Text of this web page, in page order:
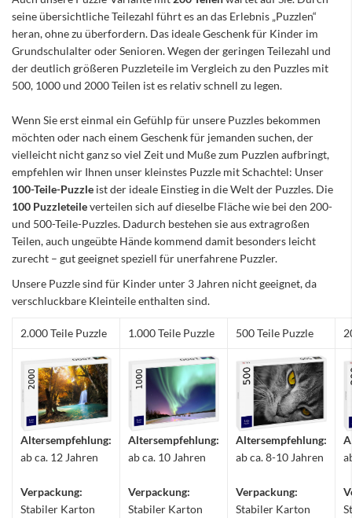
seine übersichtliche Teilezahl führt es an das Erlebnis „Puzzlen“
heran, ohne zu überfordern. Das ideale Geschenk für Kinder im
Grundschulalter oder Senioren. Wegen der geringen Teilezahl und
der deutlich größeren Puzzleteile im Vergleich zu den Puzzles mit
500, 1000 und 2000 Teilen ist es relativ schnell zu legen.
Wenn Sie erst einmal ein Gefühlp für unsere Puzzles bekommen
möchten oder nach einem Geschenk für jemanden suchen, der
vielleicht nicht ganz so viel Zeit und Muße zum Puzzlen aufbringt,
empfehlen wir Ihnen unser kleinstes Puzzle mit Schachtel: Unser
100-Teile-Puzzle ist der ideale Einstieg in die Welt der Puzzles. Die
100 Puzzleteileverteilen sich auf dieselbe Fläche wie bei den 200-
und 500-Teile-Puzzles. Dadurch bestehen sie aus extragroßen
Teilen, auch ungeübte Hände kommend damit besonders leicht
zurecht – gut geeignet speziell für unerfahrene Puzzler.
Unsere Puzzle sind für Kinder unter 3 Jahren nicht geeignet, da
verschluckbare Kleinteile enthalten sind.
2.000 Teile Puzzle 1.000 Teile Puzzle 500 Teile Puzzle
Altersempfehlung:
ab ca. 12 Jahren
Verpackung:
Stabiler Karton
Altersempfehlung:
ab ca. 10 Jahren
Verpackung:
Stabiler Karton
Altersempfehlung:
ab ca. 8-10 Jahren
Verpackung:
Stabiler Karton